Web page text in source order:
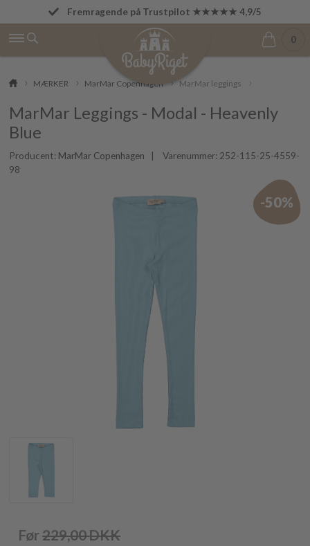
Fri fragt fra 499 kr.
Fremragende på Trustpilot ★★★★★ 4,9/5
0
MÆRKER MarMar Copenhagen MarMar leggings
MarMar Leggings - Modal - Heavenly
Blue
Producent: MarMar Copenhagen | Varenummer: 252-115-25-4559-
98
-50%
Før229,00DKK